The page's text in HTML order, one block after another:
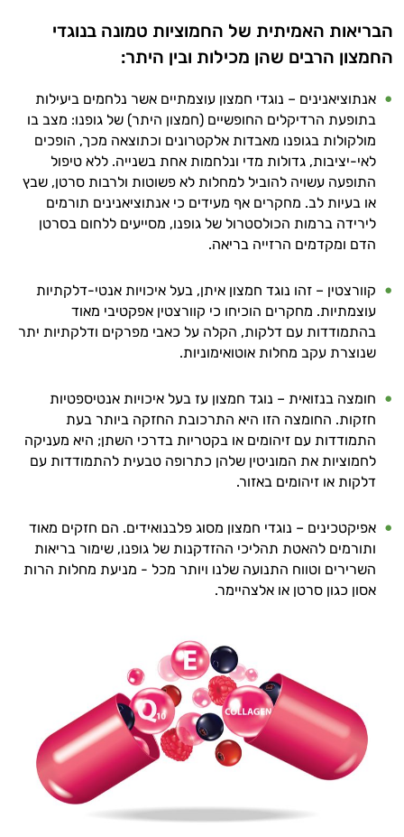
הבריאות האמיתית של החמוציות טמונה בנוגדי
החמצון הרבים שהן מכילות ובין היתר:
אנתוציאנינים – נוגדי חמצון עוצמתיים אשר נלחמים ביעילות
בתופעת הרדיקלים החופשיים (חמצון היתר) של גופנו: מצב בו
מולקולות בגופנו מאבדות אלקטרונים וכתוצאה מכך, הופכים
לאי-יציבות, גדולות מדי ונלחמות אחת בשנייה. ללא טיפול
התופעה עשויה להוביל למחלות לא פשוטות ולרבות סרטן, שבץ
או בעיות לב. מחקרים אף מעידים כי אנתוציאנינים תורמים
לירידה ברמות הכולסטרול של גופנו, מסייעים ללחום בסרטן
הדם ומקדמים הרזייה בריאה.
קוורצטין – זהו נוגד חמצון איתן, בעל איכויות אנטי-דלקתיות
עוצמתיות. מחקרים הוכיחו כי קוורצטין אפקטיבי מאוד
בהתמודדות עם דלקות, הקלה על כאבי מפרקים ודלקתיות יתר
שנוצרת עקב מחלות אוטואימוניות.
חומצה בנזואית – נוגד חמצון עז בעל איכויות אנטיספטיות
חזקות. החומצה הזו היא התרכובת החזקה ביותר בעת
התמודדות עם זיהומים או בקטריות בדרכי השתן; היא מעניקה
לחמוציות את המוניטין שלהן כתרופה טבעית להתמודדות עם
דלקות או זיהומים באזור.
אפיקטכינים – נוגדי חמצון מסוג פלבנואידים. הם חזקים מאוד
ותורמים להאטת תהליכי ההזדקנות של גופנו, שימור בריאות
השרירים וטווח התנועה שלנו ויותר מכל - מניעת מחלות הרות
אסון כגון סרטן או אלצהיימר.
היי,
אני יועץ הבריאות האישי AI של טבע בריא.
וספרות מקצועית בתחומי הרפואה הטבעית
ותזונת הספורט.
אני כאן כדי לעזור לך להתאים את תוספי
ולמצב הגופני שלך, ולהסביר לך אילו רכיבים
עובדים יחד כדי למקסם תוצאות גם בחיי היום
יום וגם בתחום הכושר והספורט.
המטרה שלי היא להתאים עבורך המלצות
זה הזמן להתחיל. איך אוכל לעזור?